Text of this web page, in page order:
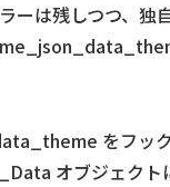
ーは残しつつ、独
をフッ
オブジェクト